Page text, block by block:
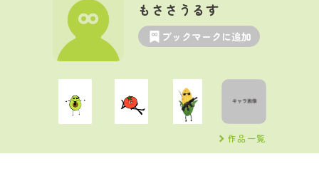
もささうるす
ブックマークに追加
作品一覧